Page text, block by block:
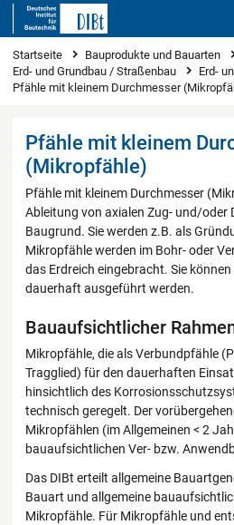
Sie sind hier
Startseite
Bauprodukte und Bauarten
Erd- und Grundbau / Straßenbau
Erd-
Pfähle mit kleinem Durchmesser
Pfähle mit kleinem
(Mikropfähle)
Pfähle mit kleinem Durchmesser
Ableitung von axialen Zug- und/oder
Baugrund. Sie werden z.B. als
Mikropfähle werden im Bohr- oder
das Erdreich eingebracht. Sie
dauerhaft ausgeführt werden.
Bauaufsichtlicher
Mikropfähle, die als Verbundpfähle
Tragglied) für den dauerhaften
hinsichtlich des
technisch geregelt. Der
Mikropfählen (im Allgemeinen < 2
bauaufsichtlichen Ver- bzw.
Das DIBt erteilt allgemeine
Bauart und allgemeine
Mikropfähle. Für Mikropfähle und